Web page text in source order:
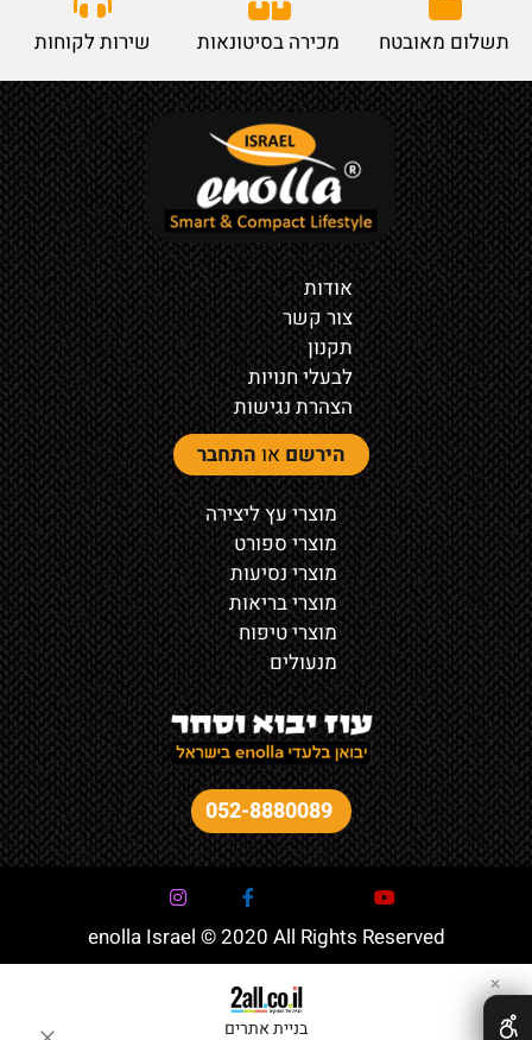
תשלום מאובטח מכירה בסיטונאות שירות לקוחות
אודות
צור קשר
תקנון
לבעלי חנויות
הצהרת נגישות
הירשם או התחבר
מוצרי עץ ליצירה
מוצרי ספורט
מוצרי נסיעות
מוצרי בריאות
מוצרי טיפוח
מנעולים
052-8880089
enolla Israel © 2020 All Rights Reserved
בניית אתרים
✕